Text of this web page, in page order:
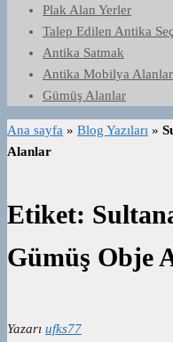
Plak Alan Yerler
Talep Edilen Antika
Antika Satmak
Antika Mobilya Alanlar
Gümüş Alanlar
Ana sayfa » Blog Yazıları »
Alanlar
Etiket:
Gümüş Obje
Yazarı ufks77